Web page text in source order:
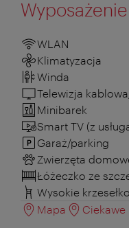
Wyposażenie
WLAN
Klimatyzacja
Winda
Telewizja
Minibarek
Smart TV (z
Garaż/parking
Zwierzęta
Łóżeczko ze
Wysokie krzesełko
Mapa